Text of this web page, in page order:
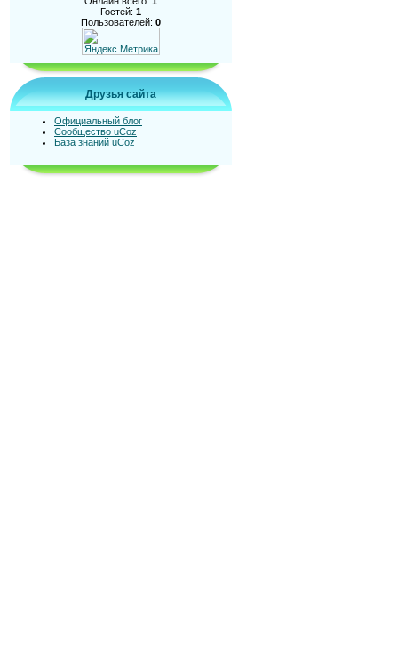
Гостей: 1
Пользователей: 0
Друзья сайта
Официальный блог
Сообщество uCoz
База знаний uCoz